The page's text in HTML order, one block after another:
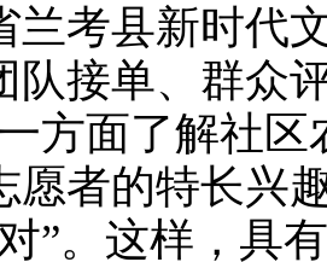
兰考县新时代
队接单、群众
方面了解社
愿者的特长兴
”。这样，具